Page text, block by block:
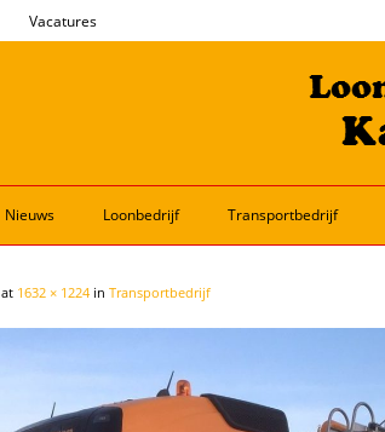
Vacatures
Nieuws Loonbedrijf Transportbedrijf
at 1632 × 1224 in Transportbedrijf